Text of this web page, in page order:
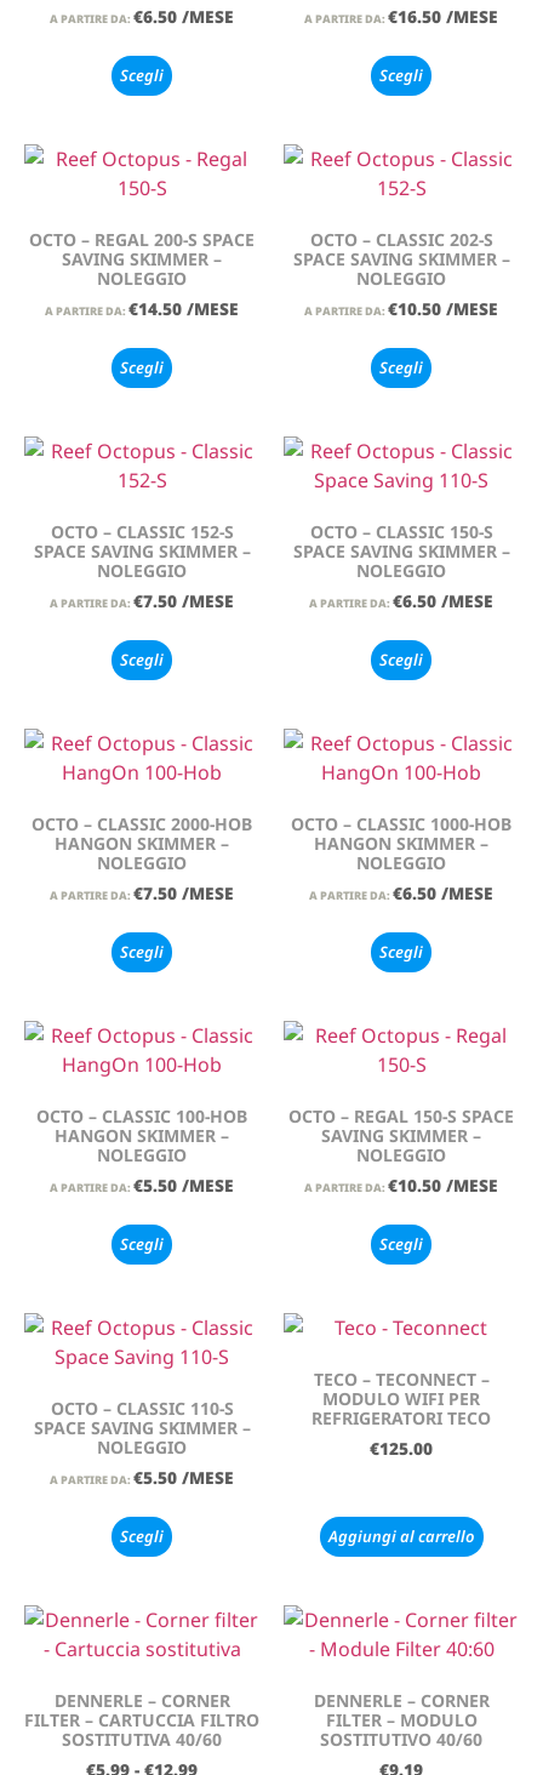
A PARTIRE DA: €6.50 /MESE
Scegli
A PARTIRE DA: €16.50 /MESE
Scegli
OCTO – REGAL 200-S SPACE
SAVING SKIMMER –
NOLEGGIO
A PARTIRE DA: €14.50 /MESE
Scegli
OCTO – CLASSIC 202-S
SPACE SAVING SKIMMER –
NOLEGGIO
A PARTIRE DA: €10.50 /MESE
Scegli
OCTO – CLASSIC 152-S
SPACE SAVING SKIMMER –
NOLEGGIO
A PARTIRE DA: €7.50 /MESE
Scegli
OCTO – CLASSIC 150-S
SPACE SAVING SKIMMER –
NOLEGGIO
A PARTIRE DA: €6.50 /MESE
Scegli
OCTO – CLASSIC 2000-HOB
HANGON SKIMMER –
NOLEGGIO
A PARTIRE DA: €7.50 /MESE
Scegli
OCTO – CLASSIC 1000-HOB
HANGON SKIMMER –
NOLEGGIO
A PARTIRE DA: €6.50 /MESE
Scegli
OCTO – CLASSIC 100-HOB
HANGON SKIMMER –
NOLEGGIO
A PARTIRE DA: €5.50 /MESE
Scegli
OCTO – REGAL 150-S SPACE
SAVING SKIMMER –
NOLEGGIO
A PARTIRE DA: €10.50 /MESE
Scegli
OCTO – CLASSIC 110-S
SPACE SAVING SKIMMER –
NOLEGGIO
A PARTIRE DA: €5.50 /MESE
Scegli
TECO – TECONNECT –
MODULO WIFI PER
REFRIGERATORI TECO
€125.00
Aggiungi al carrello
DENNERLE – CORNER
FILTER – CARTUCCIA FILTRO
SOSTITUTIVA 40/60
€5.99 - €12.99
DENNERLE – CORNER
FILTER – MODULO
SOSTITUTIVO 40/60
€9.19